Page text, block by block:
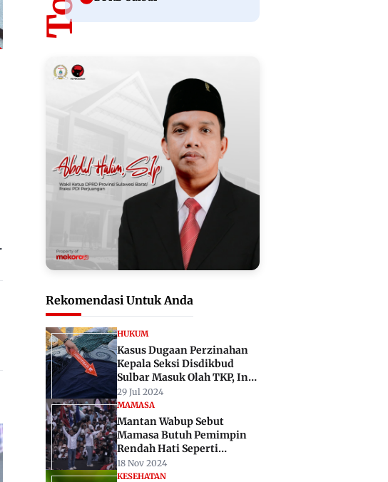
Rekomendasi Untuk Anda
HUKUM
Kasus Dugaan Perzinahan
Kepala Seksi Disdikbud
Sulbar Masuk Olah TKP, Ini
Temuan Polisi
29 Jul 2024
MAMASA
Mantan Wabup Sebut
Mamasa Butuh Pemimpin
Rendah Hati Seperti
Ruslan-Ida
18 Nov 2024
KESEHATAN